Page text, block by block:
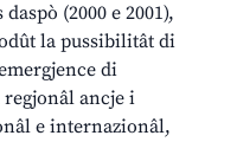
(2000 e 2001),
la pussibilitât di
di
ancje i
e internazionâl,